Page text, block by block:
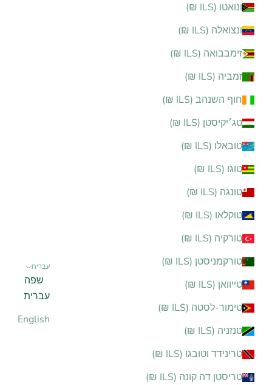
ונואטו (ILS ₪)
ונצואלה (ILS ₪)
זימבבואה (ILS ₪)
זמביה (ILS ₪)
חוף השנהב (ILS ₪)
טג׳יקיסטן (ILS ₪)
טובאלו (ILS ₪)
טוגו (ILS ₪)
טונגה (ILS ₪)
טוקלאו (ILS ₪)
טורקיה (ILS ₪)
טורקמניסטן (ILS ₪)
טייוואן (ILS ₪)
טימור-לסטה (ILS ₪)
טנזניה (ILS ₪)
טרינידד וטובגו (ILS ₪)
טריסטן דה קונה (ILS ₪)
עברית
שפה
עברית
English